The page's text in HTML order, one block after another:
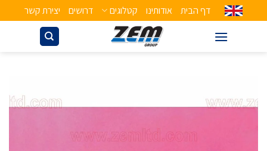
דף הבית אודותינו קטלוגים דרושים יצירת קשר